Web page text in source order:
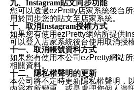
九、Instagram貼文同步功能
您可以透過ezPretty店家系統後台
用於同步您的貼文至店家系統。
十、取消Instagram授權方式
如果您有使用ezPretty網站所提供
可以登入店家系統後台使用取消授
十一、取消帳號資料方式
如果您有使用本公司ezPretty網站
相關資料。
十二、隱私權聲明的更新
本公司將不定時更新隱私權聲明，